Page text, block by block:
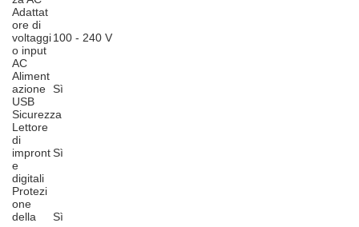
Adattat
ore di
voltaggi
o input
AC
100 - 240 V
Aliment
azione
USB
Sì
Sicurezza
Lettore
di
impront
e
digitali
Sì
Protezi
one
della
Sì